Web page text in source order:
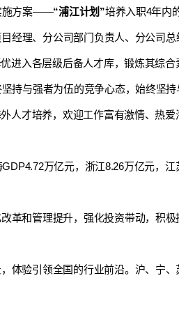
施方案——“浦江计划”培养入职4年内
经理、分公司部门负责人、分公司总
进入各层级后备人才库，锻炼其综合
持与强者为伍的竞争心态，始终坚
才培养，欢迎工作富有激情、热
万亿元，浙江8.26万亿元，
革和管理提升，强化投资带动，积
体验引领全国的行业前沿。沪、宁